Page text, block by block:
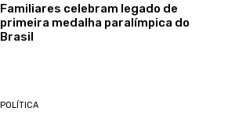
Familiares celebram legado de
primeira medalha paralímpica do
Brasil
POLÍTICA